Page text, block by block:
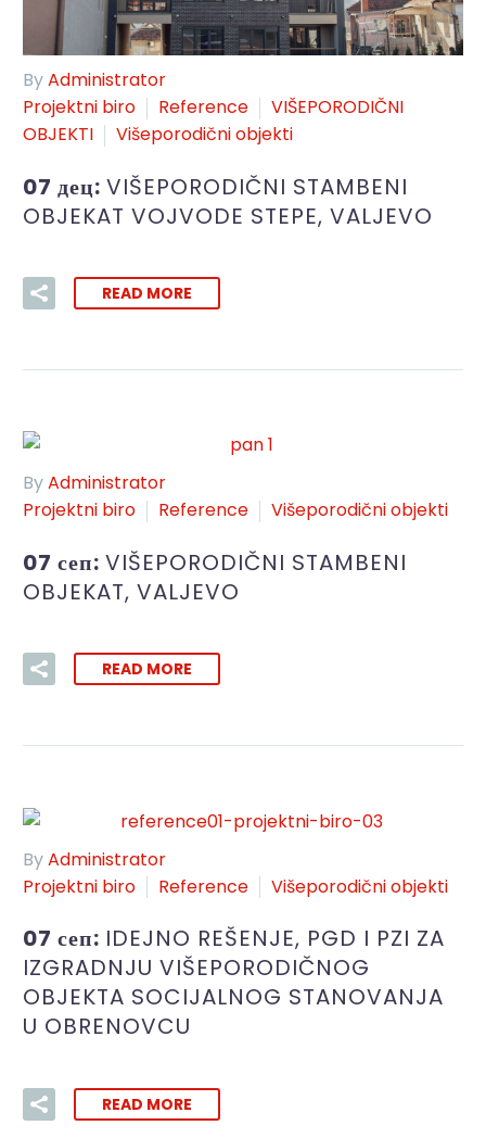
ByAdministrator
Projektni biro
Reference
VIŠEPORODIČNI
OBJEKTI
Višeporodični objekti
07 дец: VIŠEPORODIČNI STAMBENI
OBJEKAT VOJVODE STEPE, VALJEVO
READ MORE
ByAdministrator
Projektni biro
Reference Višeporodični objekti
07 сеп: VIŠEPORODIČNI STAMBENI
OBJEKAT, VALJEVO
READ MORE
ByAdministrator
Projektni biro
Reference Višeporodični objekti
07 сеп: IDEJNO REŠENJE, PGD I PZI ZA
IZGRADNJU VIŠEPORODIČNOG
OBJEKTA SOCIJALNOG STANOVANJA
U OBRENOVCU
READ MORE